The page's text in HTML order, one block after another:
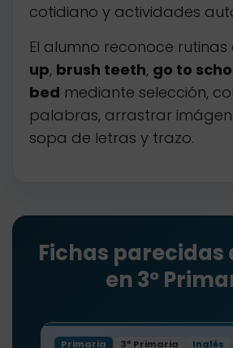
cotidiano y actividades
El alumno reconoce
up, brush teeth, go to
bed mediante selección,
palabras, arrastrar
sopa de letras y trazo.
Fichas parecidas
en 3º
Primaria 3º Primaria Inglés